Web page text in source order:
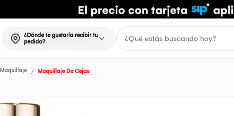
¿Dónde te gustaría recibir tu
pedido?
Maquillaje Maquillaje De Cejas